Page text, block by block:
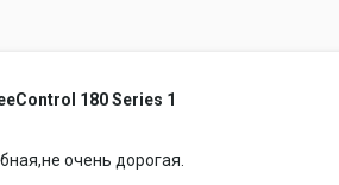
180 Series 1
очень дорогая.